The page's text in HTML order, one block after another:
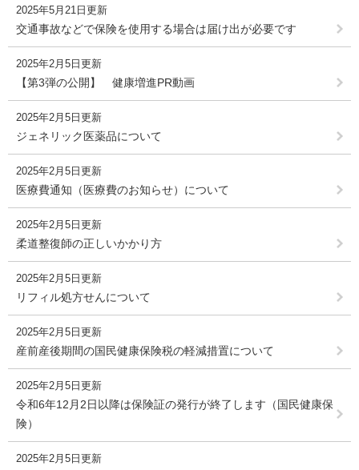
2025年5月21日更新
交通事故などで保険を使用する場合は届け出が必要です
2025年2月5日更新
【第3弾の公開】 健康増進PR動画
2025年2月5日更新
ジェネリック医薬品について
2025年2月5日更新
医療費通知（医療費のお知らせ）について
2025年2月5日更新
柔道整復師の正しいかかり方
2025年2月5日更新
リフィル処方せんについて
2025年2月5日更新
産前産後期間の国民健康保険税の軽減措置について
2025年2月5日更新
令和6年12月2日以降は保険証の発行が終了します（国民健康保
険）
2025年2月5日更新